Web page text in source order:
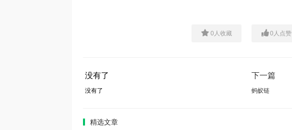
0 人收藏 0 人点赞
没有了
没有了
下一篇
蚂蚁链
精选文章